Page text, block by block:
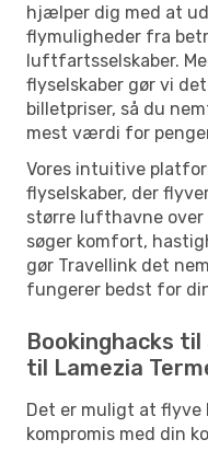
hjælper dig med at
flymuligheder fra
luftfartsselskaber.
flyselskaber gør vi
billetpriser, så du
mest værdi for
Vores intuitive
flyselskaber, der
større lufthavne over
søger komfort,
gør Travellink det
fungerer bedst for
Bookinghacks
til Lamezia
Det er muligt at flyve
kompromis med din